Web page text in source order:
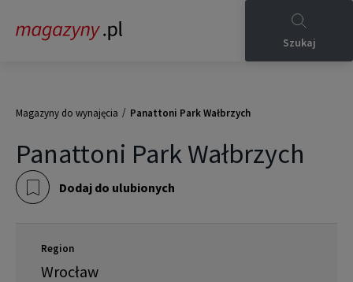
Szukaj
Magazyny do wynajęcia / Panattoni Park Wałbrzych
Panattoni Park Wałbrzych
Dodaj do ulubionych
Region
Wrocław